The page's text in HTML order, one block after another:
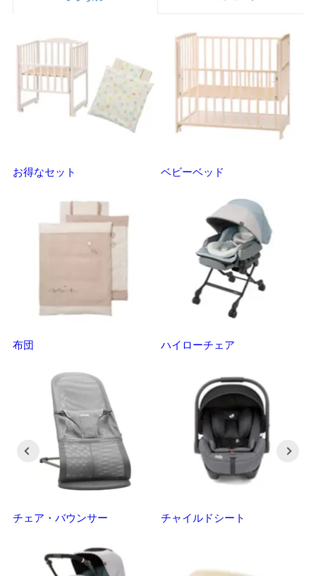
お得なセット ベビーベッド
布団 ハイローチェア
チェア・バウンサー チャイルドシート